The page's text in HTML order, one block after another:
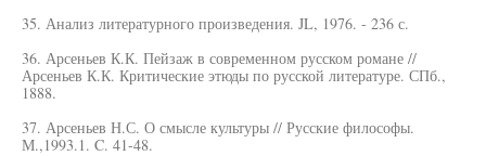
35. Анализ литературного произведения. JL, 1976. - 236 с.
36. Арсеньев К.К. Пейзаж в современном русском романе //
Арсеньев К.К. Критические этюды по русской литературе. СПб.,
1888.
37. Арсеньев Н.С. О смысле культуры // Русские философы.
М.,1993.1. C. 41-48.